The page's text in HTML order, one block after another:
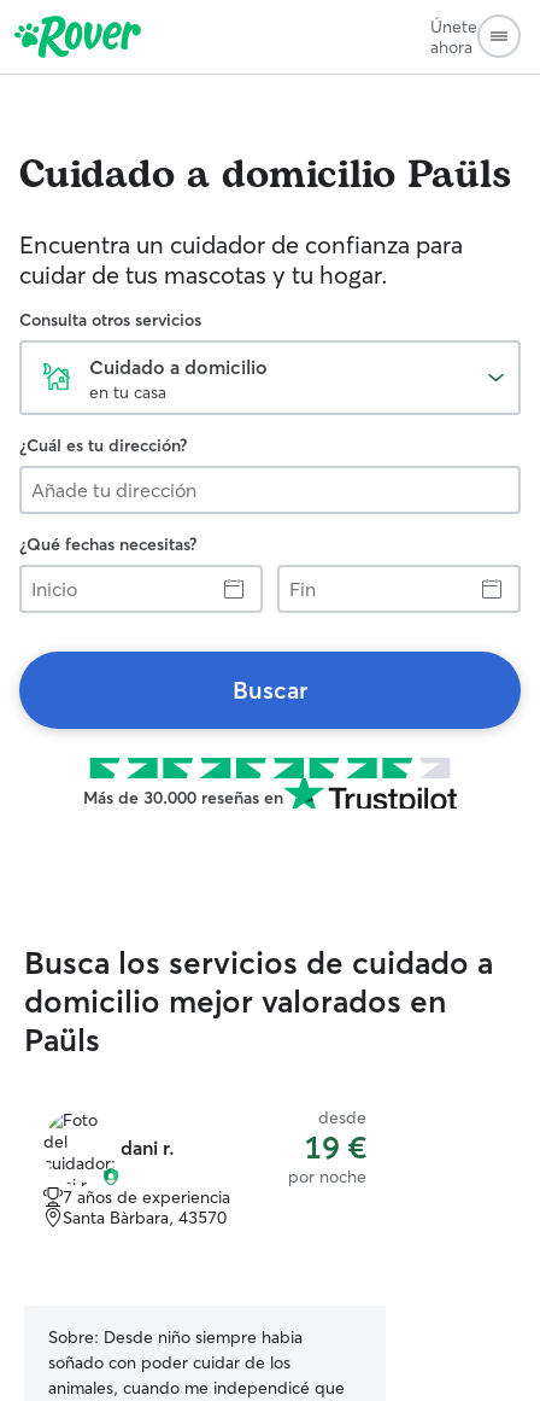
Únete
ahora
Cuidado a domicilio Paüls
Encuentra un cuidador de confianza para
cuidar de tus mascotas y tu hogar.
Consulta otros servicios
Cuidado a domicilio
en tu casa
¿Cuál es tu dirección?
¿Qué fechas necesitas?
Inicio
Fin
Buscar
Más de 30.000 reseñas en
Busca los servicios de cuidado a
domicilio mejor valorados en
Paüls
dani r.
desde
19 €
por noche
7 años de experiencia
Santa Bàrbara, 43570
Sobre: Desde niño siempre habia
soñado con poder cuidar de los
animales, cuando me independicé que